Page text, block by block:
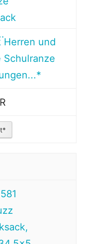
Herren und
Schulranze